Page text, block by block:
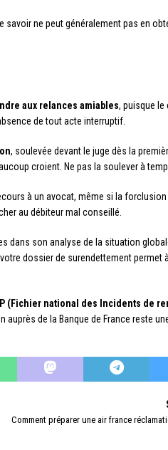
savoir ne peut généralement pas en
aux relances amiables, puisque le
de tout acte interruptif.
, soulevée devant le juge dès la
croient. Ne pas la soulever à
à un avocat, même si la
au débiteur mal conseillé.
dans son analyse de la situation
dossier de surendettement permet
(Fichier national des Incidents de
de la Banque de France reste
Comment préparer une air france